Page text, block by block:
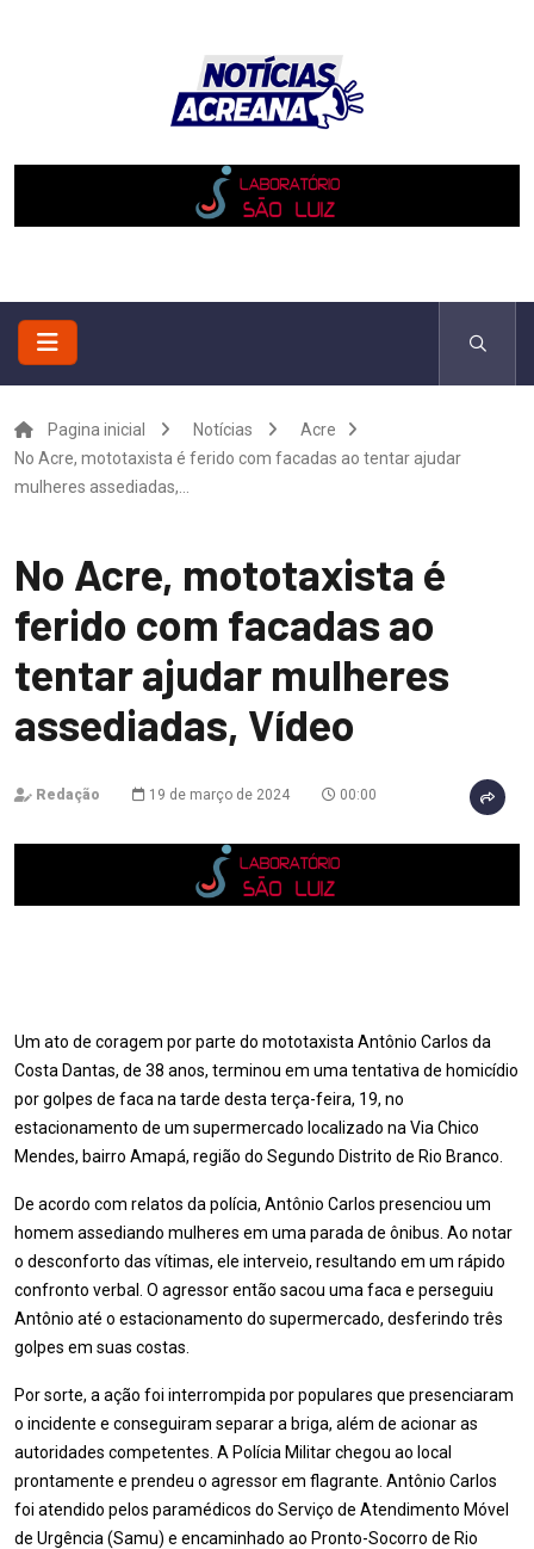
Pagina inicial Notícias
Acre
No Acre, mototaxista é ferido com facadas ao tentar ajudar
mulheres assediadas,...
No Acre, mototaxista é
ferido com facadas ao
tentar ajudar mulheres
assediadas, Vídeo
Redação 19 de março de 2024 00:00
Um ato de coragem por parte do mototaxista Antônio Carlos da
Costa Dantas, de 38 anos, terminou em uma tentativa de homicídio
por golpes de faca na tarde desta terça-feira, 19, no
estacionamento de um supermercado localizado na Via Chico
Mendes, bairro Amapá, região do Segundo Distrito de Rio Branco.
De acordo com relatos da polícia, Antônio Carlos presenciou um
homem assediando mulheres em uma parada de ônibus. Ao notar
o desconforto das vítimas, ele interveio, resultando em um rápido
confronto verbal. O agressor então sacou uma faca e perseguiu
Antônio até o estacionamento do supermercado, desferindo três
golpes em suas costas.
Por sorte, a ação foi interrompida por populares que presenciaram
o incidente e conseguiram separar a briga, além de acionar as
autoridades competentes. A Polícia Militar chegou ao local
prontamente e prendeu o agressor em flagrante. Antônio Carlos
foi atendido pelos paramédicos do Serviço de Atendimento Móvel
de Urgência (Samu) e encaminhado ao Pronto-Socorro de Rio